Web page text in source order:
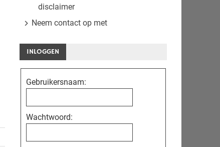
disclaimer
Neem contact op met
INLOGGEN
Gebruikersnaam:
Wachtwoord: